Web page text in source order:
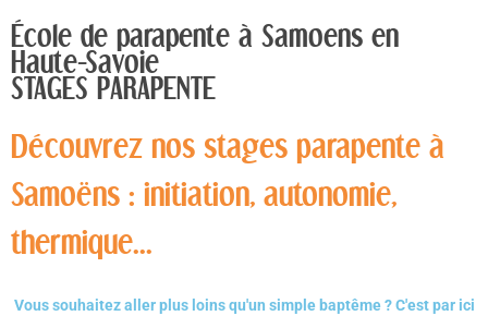
École de parapente à Samoens en
Haute-Savoie
STAGES PARAPENTE
Découvrez nos stages parapente à
Samoëns : initiation, autonomie,
thermique...
Vous souhaitez aller plus loins qu'un simple baptême ? C'est par ici